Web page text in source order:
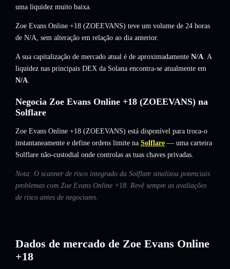
uma liquidez muito baixa.
Zoe Evans Online +18 (ZOEEVANS) teve um volume de 24 horas
de N/A, sem alteração em relação ao dia anterior.
A sua capitalização de mercado atual é de aproximadamente N/A. A
liquidez nas principais DEX da Solana encontra-se atualmente em
N/A.
Negocia Zoe Evans Online +18 (ZOEEVANS) na
Solflare
Zoe Evans Online +18 (ZOEEVANS) está disponível para troca-o
instantaneamente e define ordens limite na Solflare — uma carteira
Solflare não-custodial onde controlas as tuas chaves privadas.
Nota: O scanner de risco integrado da Solflare sinalizou potenciais
problemas com Zoe Evans Online +18. Revê sempre as avaliações
de risco antes de negociares.
Dados de mercado de Zoe Evans Online
+18